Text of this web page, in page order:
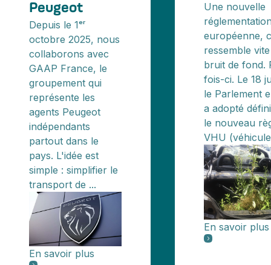
Peugeot
Depuis le 1ᵉʳ
octobre 2025, nous
collaborons avec
GAAP France, le
groupement qui
représente les
agents Peugeot
indépendants
partout dans le
pays. L'idée est
simple : simplifier le
transport de ...
En savoir plus
Une nouvelle
européenne,
ressemble
bruit de fond.
fois-ci. Le 18
le Parlement
a adopté
le nouveau
VHU
En savoir plus